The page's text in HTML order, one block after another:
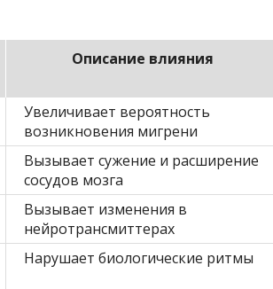
Описание влияния
Увеличивает вероятность
возникновения мигрени
Вызывает сужение и расширение
сосудов мозга
Вызывает изменения в
нейротрансмиттерах
Нарушает биологические ритмы